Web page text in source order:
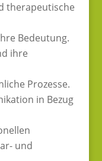
therapeutische
Bedeutung.
ihre
Prozesse.
in Bezug
und